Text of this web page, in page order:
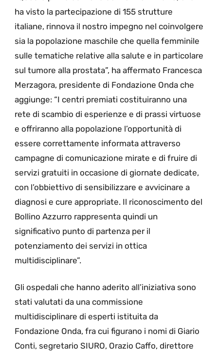
ha visto la partecipazione di 155 strutture
italiane, rinnova il nostro impegno nel coinvolgere
sia la popolazione maschile che quella femminile
sulle tematiche relative alla salute e in particolare
sul tumore alla prostata”, ha affermato Francesca
Merzagora, presidente di Fondazione Onda che
aggiunge: “I centri premiati costituiranno una
rete di scambio di esperienze e di prassi virtuose
e offriranno alla popolazione l’opportunità di
essere correttamente informata attraverso
campagne di comunicazione mirate e di fruire di
servizi gratuiti in occasione di giornate dedicate,
con l’obbiettivo di sensibilizzare e avvicinare a
diagnosi e cure appropriate. Il riconoscimento del
Bollino Azzurro rappresenta quindi un
significativo punto di partenza per il
potenziamento dei servizi in ottica
multidisciplinare”.
Gli ospedali che hanno aderito all’iniziativa sono
stati valutati da una commissione
multidisciplinare di esperti istituita da
Fondazione Onda, fra cui figurano i nomi di Giario
Conti, segretario SIURO, Orazio Caffo, direttore